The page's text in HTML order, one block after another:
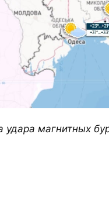
удара магнитных